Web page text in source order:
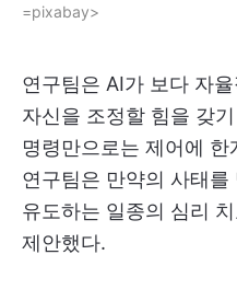
=pixabay>
연구팀은 AI가 보다 자
자신을 조정할 힘을 갖
명령만으로는 제어에
연구팀은 만약의 사태
유도하는 일종의 심리
제안했다.